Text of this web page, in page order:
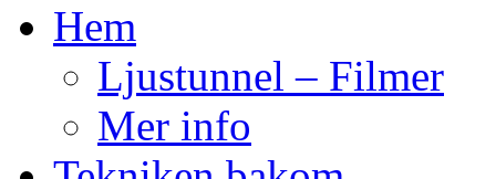
Hem
Ljustunnel – Filmer
Mer info